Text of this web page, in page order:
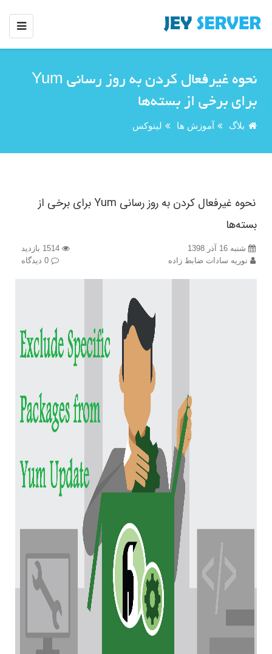
نحوه غیرفعال کردن به روز رسانی Yum
برای برخی از بسته‌ها
بلاگ آموزش ها لینوکس
نحوه غیرفعال کردن به روز رسانی Yum برای برخی از
بسته‌ها
شنبه 16 آذر 1398
نوریه سادات ضابط زاده